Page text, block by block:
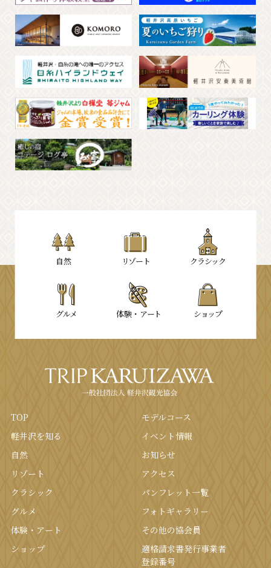
⾃然 リゾート クラシック
グルメ 体験・ アート ショップ
TOP
軽井沢を知る
⾃然
リゾート
クラシック
グルメ
体験・アート
ショップ
モデルコース
イベント情報
お知らせ
アクセス
パンフレット⼀覧
フォトギャラリー
その他の協会員
適格請求書発行事業者
登録番号